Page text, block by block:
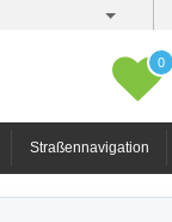
0
Straßennavigation